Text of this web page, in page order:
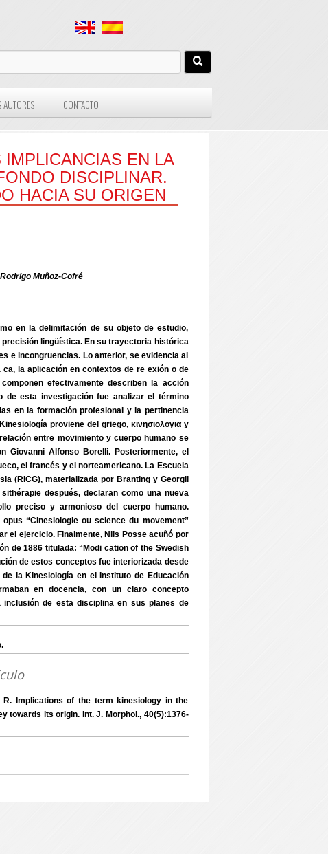
AUTORES CONTACTO
EN LA
DISCIPLINAR.
HACIA SU ORIGEN
Muñoz-Cofré
en la delimitación de su objeto de estudio,
lingüística. En su trayectoria histórica
e incongruencias. Lo anterior, se evidencia al
la aplicación en contextos de re exión o de
efectivamente describen la acción
esta investigación fue analizar el término
en la formación profesional y la pertinencia
proviene del griego, κινησιολογια y
entre movimiento y cuerpo humano se
Giovanni Alfonso Borelli. Posteriormente, el
el francés y el norteamericano. La Escuela
(RICG), materializada por Branting y Georgii
después, declaran como una nueva
preciso y armonioso del cuerpo humano.
“Cinesiologie ou science du movement”
el ejercicio. Finalmente, Nils Posse acuñó por
de 1886 titulada: “Modi cation of the Swedish
de estos conceptos fue interiorizada desde
la Kinesiología en el Instituto de Educación
en docencia, con un claro concepto
de esta disciplina en sus planes de
R. Implications of the term kinesiology in the
towards its origin. Int. J. Morphol., 40(5):1376-